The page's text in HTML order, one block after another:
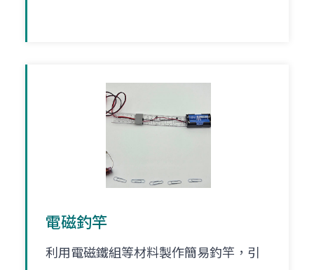
電磁釣竿
利用電磁鐵組等材料製作簡易釣竿，引